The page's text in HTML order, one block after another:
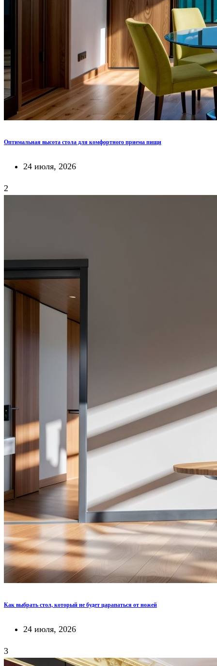
Оптимальная высота стола для комфортного приема пищи
24 июля, 2026
2
Как выбрать стол, который не будет царапаться от ножей
24 июля, 2026
3